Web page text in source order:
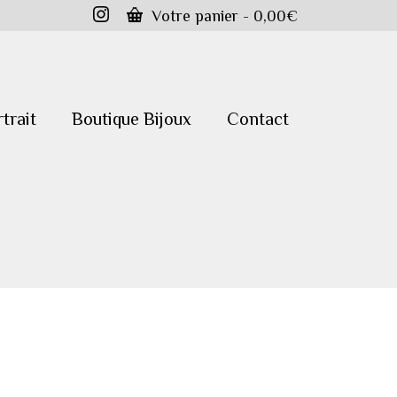
Votre panier - 0,00€
Boutique Bijoux Contact